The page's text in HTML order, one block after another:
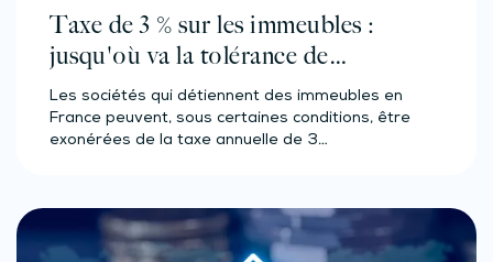
Taxe de 3 % sur les immeubles :
jusqu'où va la tolérance de
l'administration ?
Les sociétés qui détiennent des immeubles en
France peuvent, sous certaines conditions, être
exonérées de la taxe annuelle de 3…